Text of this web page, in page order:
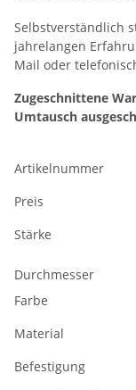
Selbstverständlich
jahrelangen
Mail oder
Zugeschnittene
Umtausch
Artikelnummer
Preis
Stärke
Durchmesser
Farbe
Material
Befestigung